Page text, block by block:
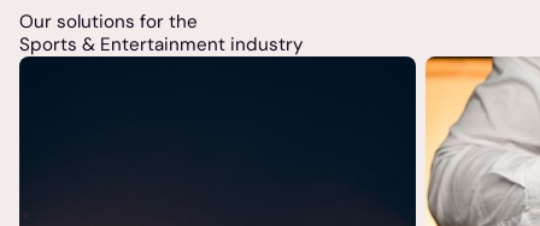
Our solutions for the
Sports & Entertainment industry